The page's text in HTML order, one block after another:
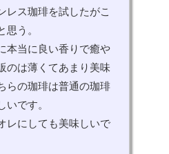
レス珈琲を試したがこ
思う。
本当に良い香りで癒や
のは薄くてあまり美味
らの珈琲は普通の珈琲
いです。
レにしても美味しいで